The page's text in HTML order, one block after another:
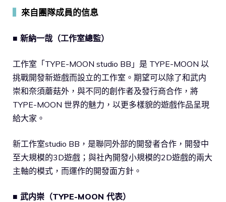
來自團隊成員的信息
■ 新納一哉（工作室總監）
工作室「TYPE-MOON studio BB」是 TYPE-MOON 以
挑戰開發新遊戲而設立的工作室。期望可以除了和武内
崇和奈須蘑菇外，與不同的創作者及發行商合作，將
TYPE-MOON 世界的魅力，以更多樣貌的遊戲作品呈現
給大家。
新工作室studio BB，是聯同外部的開發者合作，開發中
至大規模的3D遊戲；與社內開發小規模的2D遊戲的兩大
主軸的模式，而運作的開發面方針。
■ 武内崇（TYPE-MOON 代表）